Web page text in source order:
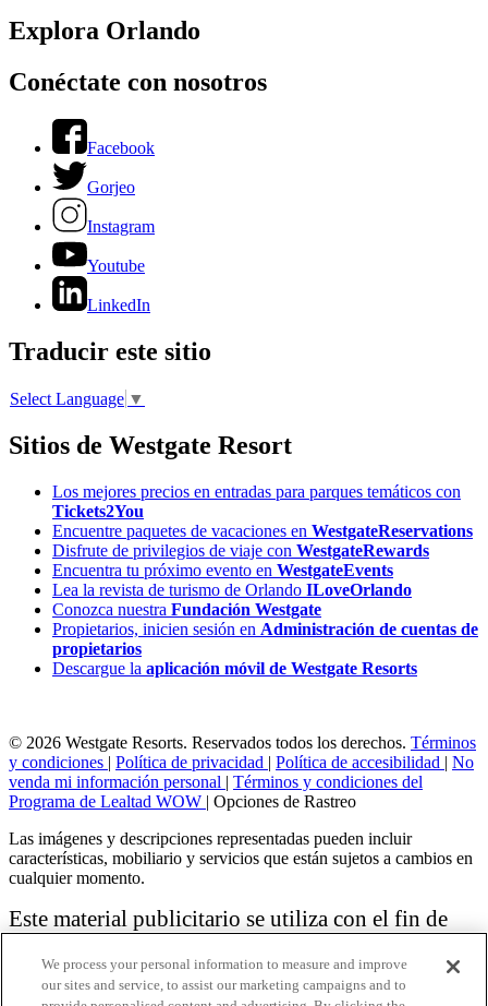
Explora Orlando
Conéctate con nosotros
Facebook
Gorjeo
Instagram
Youtube
LinkedIn
Traducir este sitio
Select Language ▼
Sitios de Westgate Resort
Los mejores precios en entradas para parques temáticos con
Tickets2You
Encuentre paquetes de vacaciones en WestgateReservations
Disfrute de privilegios de viaje con WestgateRewards
Encuentra tu próximo evento en WestgateEvents
Lea la revista de turismo de Orlando ILoveOrlando
Conozca nuestra Fundación Westgate
Propietarios, inicien sesión en Administración de cuentas de
propietarios
Descargue la aplicación móvil de Westgate Resorts
© 2026 Westgate Resorts. Reservados todos los derechos. Términos
y condiciones | Política de privacidad | Política de accesibilidad | No
venda mi información personal | Términos y condiciones del
Programa de Lealtad WOW | Opciones de Rastreo
Las imágenes y descripciones representadas pueden incluir
características, mobiliario y servicios que están sujetos a cambios en
cualquier momento.
Este material publicitario se utiliza con el fin de
vacacional.
We process your personal information to measure and improve
our sites and service, to assist our marketing campaigns and to